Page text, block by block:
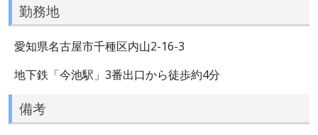
勤務地
愛知県名古屋市千種区内山2-16-3
地下鉄「今池駅」3番出口から徒歩約4分
備考